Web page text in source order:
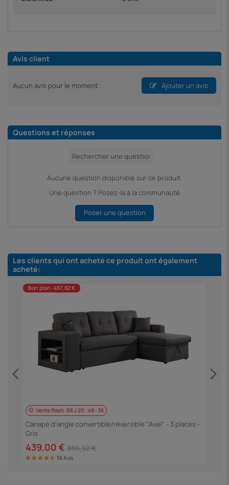
Avis client
Aucun avis pour le moment Ajouter un avis
Questions et réponses
Aucune question disponible sur ce produit.
Une question ? Posez-la à la communauté
Poser une question
Les clients qui ont acheté ce produit ont également
acheté:
Bon plan -457,62 €
Vente flash 06J20 :49 :35
Canapé d'angle convertible/réversible "Axel" - 3 places -
Gris
439,00 € 896,62 €
38 Avis